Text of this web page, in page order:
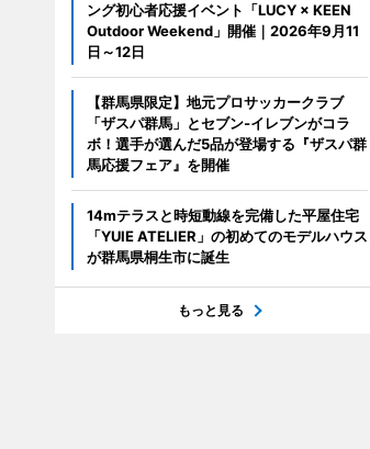
ング初心者応援イベント「LUCY × KEEN
Outdoor Weekend」開催｜2026年9月11
日～12日
【群馬県限定】地元プロサッカークラブ
「ザスパ群馬」とセブン‐イレブンがコラ
ボ！選手が選んだ5品が登場する『ザスパ群
馬応援フェア』を開催
14mテラスと時短動線を完備した平屋住宅
「YUIE ATELIER」の初めてのモデルハウス
が群馬県桐生市に誕生
もっと見る